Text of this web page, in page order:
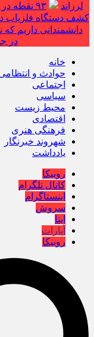
لرزاند
۹۳ نقطه در استان ایلام مورد تهاجم قرار گرفته است
کشف دستگاه فلزیاب
دانشمندانی داریم که
در جمع ۱۰ کشور برتر
خانه
حوادث و
اجتماعی
سیاسی
محیط زیست
اقتصادی
فرهنگی هنری
شهروند خبرنگار
یادداشت
روبیکا
کانال تلگرام
اینستاگرام
سروش
ایتا
آپارات
روبیکا